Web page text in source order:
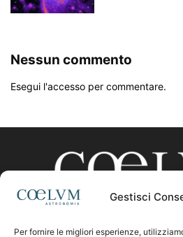
Gestisci
Per fornire le migliori esperienze,
Nessun commento
Esegui l'accesso per commentare.